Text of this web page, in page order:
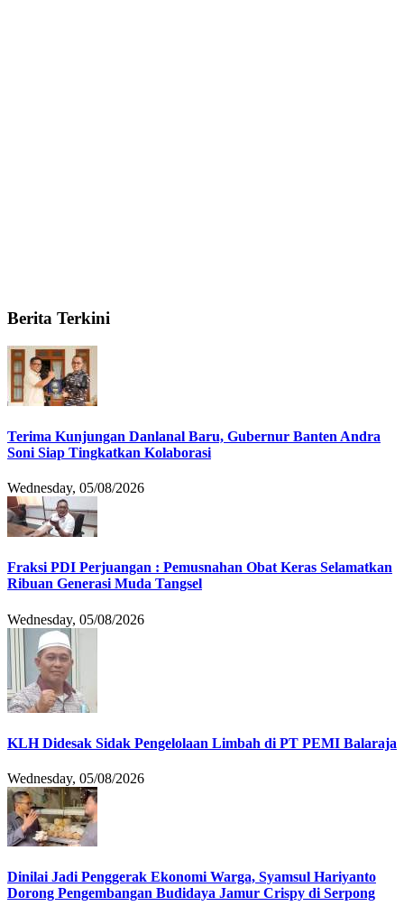
Berita Terkini
Terima Kunjungan Danlanal Baru, Gubernur Banten Andra
Soni Siap Tingkatkan Kolaborasi
Wednesday, 05/08/2026
Fraksi PDI Perjuangan : Pemusnahan Obat Keras Selamatkan
Ribuan Generasi Muda Tangsel
Wednesday, 05/08/2026
KLH Didesak Sidak Pengelolaan Limbah di PT PEMI Balaraja
Wednesday, 05/08/2026
Dinilai Jadi Penggerak Ekonomi Warga, Syamsul Hariyanto
Dorong Pengembangan Budidaya Jamur Crispy di Serpong